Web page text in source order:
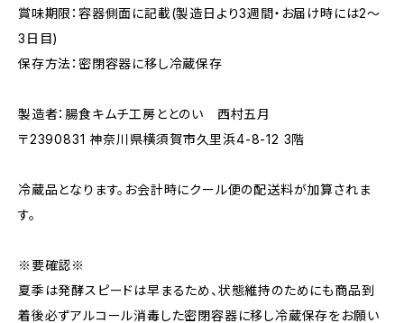
賞味期限：容器側面に記載(製造日より3週間・お届け時には2～
3日目)
保存方法：密閉容器に移し冷蔵保存
製造者：腸食キムチ工房ととのい 西村五月
〒2390831 神奈川県横須賀市久里浜4-8-12 3階
冷蔵品となります。お会計時にクール便の配送料が加算されま
す。
※要確認※
夏季は発酵スピードは早まるため、状態維持のためにも商品到
着後必ずアルコール消毒した密閉容器に移し冷蔵保存をお願い